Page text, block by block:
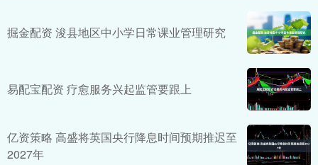
掘金配资 浚县地区中小学日常课业管理研究
易配宝配资 疗愈服务兴起监管要跟上
亿资策略 高盛将英国央行降息时间预期推迟至
2027年